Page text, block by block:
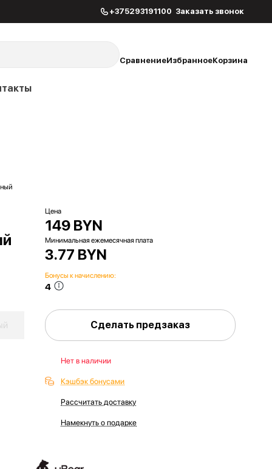
+375293191100 Заказать звонок
СравнениеИзбранноеКорзина
Цена
149 BYN
Минимальная ежемесячная плата
3.77 BYN
Бонусы к начислению:
4
Сделать предзаказ
Нет в наличии
Кэшбэк бонусами
Рассчитать доставку
Намекнуть о подарке